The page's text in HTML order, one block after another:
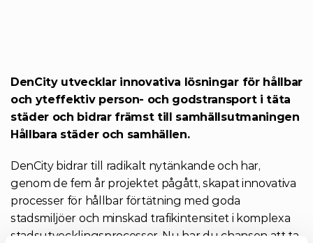
DenCity utvecklar innovativa lösningar för hållbar
och yteffektiv person- och godstransport i täta
städer och bidrar främst till samhällsutmaningen
Hållbara städer och samhällen.
DenCity bidrar till radikalt nytänkande och har,
genom de fem år projektet pågått, skapat innovativa
processer för hållbar förtätning med goda
stadsmiljöer och minskad trafikintensitet i komplexa
stadsutvecklingsprocesser. Nu har du chansen att ta